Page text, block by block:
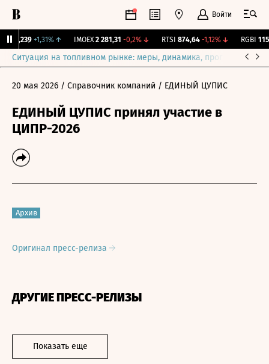
Войти
12,239 +1,31% ↑ IMOEX 2 281,31 -0,2%↓ RTSI 874,64 -1,12%↓ RGBI
Ситуация на топливном рынке: меры, динамика, прогнозы
20 мая 2026 / Справочник компаний / ЕДИНЫЙ ЦУПИС
ЕДИНЫЙ ЦУПИС принял участие в
ЦИПР-2026
Архив
Оригинал пресс-релиза
ДРУГИЕ ПРЕСС-РЕЛИЗЫ
Показать еще